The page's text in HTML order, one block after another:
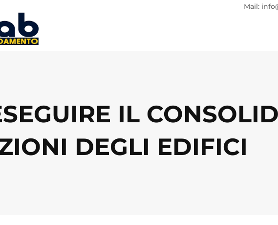
Mail:
IL
DEGLI EDIFICI